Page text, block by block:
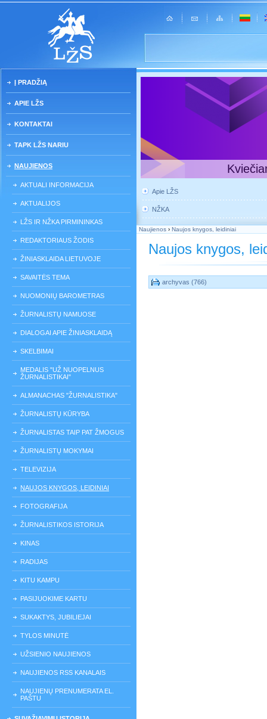
Į PRADŽIĄ
APIE LŽS
KONTAKTAI
TAPK LŽS NARIU
NAUJIENOS
AKTUALI INFORMACIJA
AKTUALIJOS
LŽS IR NŽKA PIRMININKAS
REDAKTORIAUS ŽODIS
ŽINIASKLAIDA LIETUVOJE
SAVAITĖS TEMA
NUOMONIŲ BAROMETRAS
ŽURNALISTŲ NAMUOSE
DIALOGAI APIE ŽINIASKLAIDĄ
SKELBIMAI
MEDALIS "UŽ NUOPELNUS
ŽURNALISTIKAI"
ALMANACHAS "ŽURNALISTIKA"
ŽURNALISTŲ KŪRYBA
ŽURNALISTAS TAIP PAT ŽMOGUS
ŽURNALISTŲ MOKYMAI
TELEVIZIJA
NAUJOS KNYGOS, LEIDINIAI
FOTOGRAFIJA
ŽURNALISTIKOS ISTORIJA
KINAS
RADIJAS
KITU KAMPU
PASIJUOKIME KARTU
SUKAKTYS, JUBILIEJAI
TYLOS MINUTĖ
UŽSIENIO NAUJIENOS
NAUJIENOS RSS KANALAIS
NAUJIENŲ PRENUMERATA EL.
PAŠTU
Apie LŽS
NŽKA
Naujienos › Naujos knygos, leidiniai
Naujos knygos,
archyvas (766)